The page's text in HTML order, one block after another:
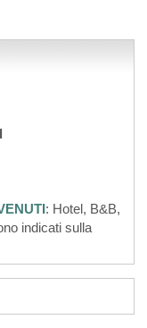
: Hotel, B&B,
indicati sulla